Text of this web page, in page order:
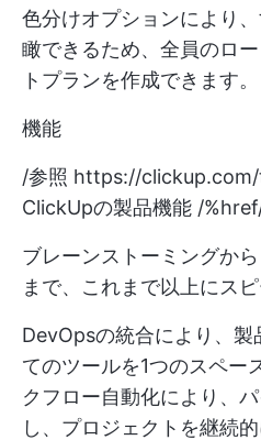
色分けオプションにより
瞰できるため、全員のロ
トプランを作成できます。
機能
/参照 https://
ClickUpの製品機能 /
ブレーンストーミングか
まで、これまで以上にス
DevOpsの統合により、
てのツールを1つのスペー
クフロー自動化により、
し、プロジェクトを継続